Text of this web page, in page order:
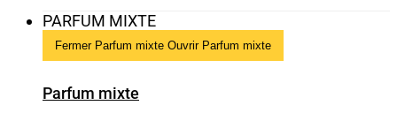
PARFUM MIXTE
Fermer Parfum mixte Ouvrir Parfum mixte
Parfum mixte